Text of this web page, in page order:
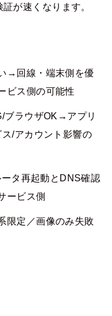
が速くなります。
→回線・端末側を優
ビス側の可能性
ブラウザOK→アプリ
/アカウント影響の
タ再起動とDNS確認
ービス側
限定／画像のみ失敗